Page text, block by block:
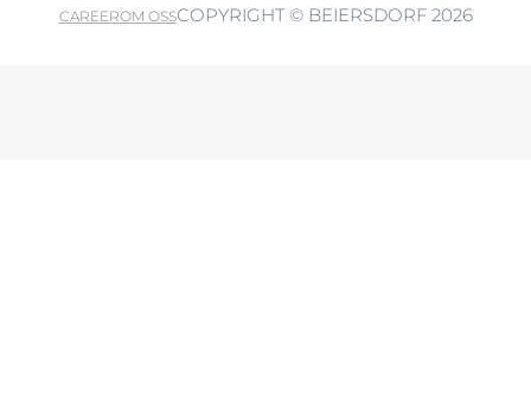
CAREEROM OSSCOPYRIGHT © BEIERSDORF 2026